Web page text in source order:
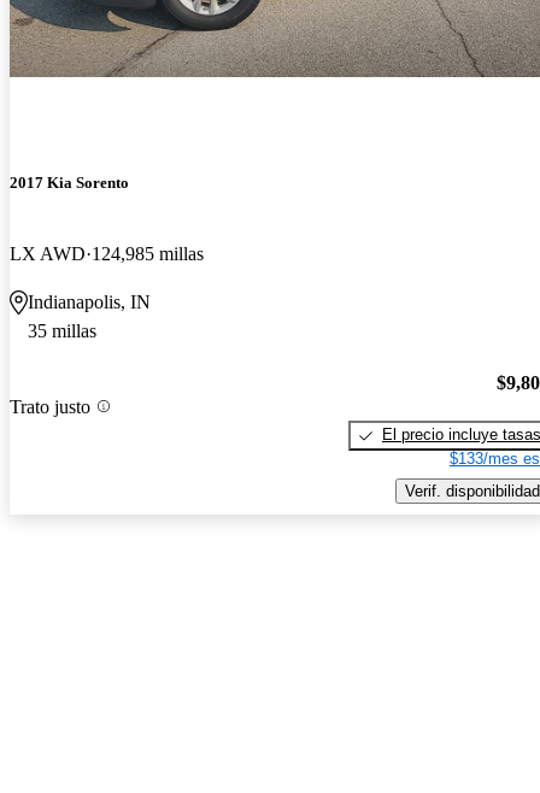
2017 Kia Sorento
LX AWD 124,985 millas
Indianapolis, IN
35 millas
Trato justo
El precio incluye tasas
$133/mes
Verif. disponibilidad